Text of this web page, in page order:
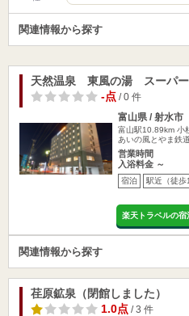
関連情報から探す
天然温泉 東風の湯 スーパー
-点/ 0 件
富山県 / 射水市
富山駅10.89km 小
あいの風とやま鉄
営業時間
入浴料金 ～
宿泊 駅近（徒歩
楽天トラベルの宿
関連情報から探す
荏原鉱泉（閉館しました）
1.0点/ 3 件